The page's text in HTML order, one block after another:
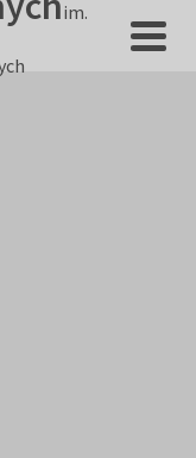
im.